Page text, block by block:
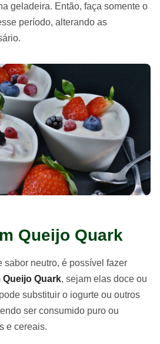
geladeira. Então, faça somente o
período, alterando as
Queijo Quark
sabor neutro, é possível fazer
Queijo Quark, sejam elas doce ou
substituir o iogurte ou outros
ser consumido puro ou
e cereais.